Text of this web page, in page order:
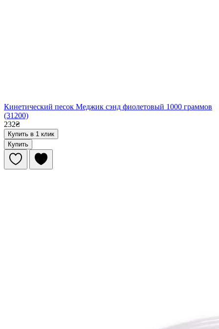
Кинетический песок Меджик сэнд фиолетовый 1000 граммов
(31200)
232₴
Купить в 1 клик
Купить